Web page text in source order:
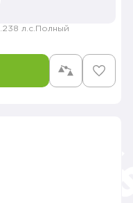
238 л.с. Полный